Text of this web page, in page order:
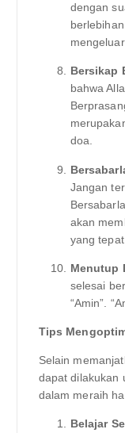
dengan
Bersikap
bahwa
doa.
Jangan
akan
yang tepat.
Menutup
selesai
“Amin”.
Tips
Selain
dapat dilakukan
dalam meraih
Belajar